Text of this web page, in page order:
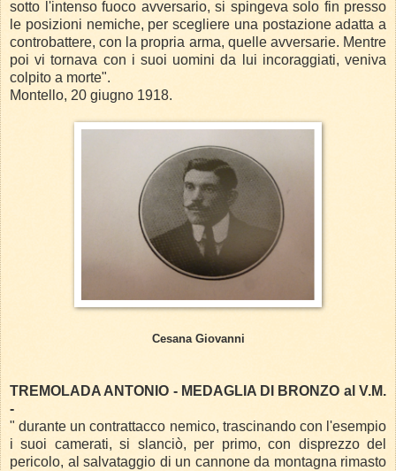
sotto l'intenso fuoco avversario, si spingeva solo fin presso
le posizioni nemiche, per scegliere una postazione adatta a
controbattere, con la propria arma, quelle avversarie. Mentre
poi vi tornava con i suoi uomini da lui incoraggiati, veniva
colpito a morte".
Montello, 20 giugno 1918.
Cesana Giovanni
TREMOLADA ANTONIO - MEDAGLIA DI BRONZO al V.M.
-
" durante un contrattacco nemico, trascinando con l'esempio
i suoi camerati, si slanciò, per primo, con disprezzo del
pericolo, al salvataggio di un cannone da montagna rimasto